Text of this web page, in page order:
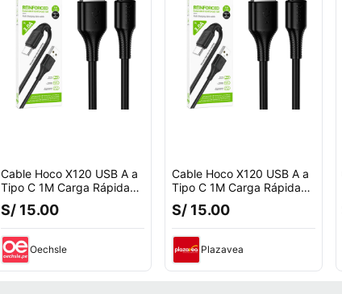
Cable Hoco X120 USB A a
Tipo C 1M Carga Rápida
3A Negro
S/ 15.00
Oechsle
Cable Hoco X120 USB A a
Tipo C 1M Carga Rápida
3A Negro
S/ 15.00
Plazavea